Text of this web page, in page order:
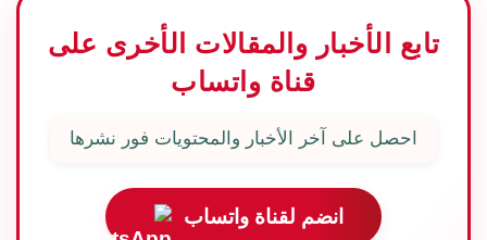
تابع الأخبار والمقالات الأخرى على
قناة واتساب
احصل على آخر الأخبار والمحتويات فور نشرها
انضم لقناة واتساب